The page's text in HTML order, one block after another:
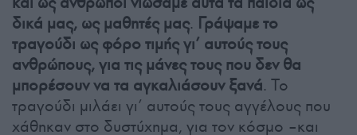
δικά μας, ως μαθητές μας. Γράψαμε το
τραγούδι ως φόρο τιμής γι’ αυτούς τους
ανθρώπους, για τις μάνες τους που δεν θα
μπορέσουν να τα αγκαλιάσουν ξανά. Το
τραγούδι μιλάει γι’ αυτούς τους αγγέλους που
χάθηκαν στο δυστύχημα, για τον κόσμο –και